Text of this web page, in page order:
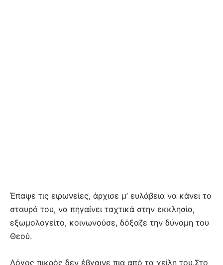
Έπαψε τις ειρωνείες, άρχισε μ’ ευλάβεια να κάνει το
σταυρό του, να πηγαίνει ταχτικά στην εκκλησία,
εξωμολογείτο, κοινωνούσε, δόξαζε την δύναμη του
Θεού.
Λόγος πικρός δεν έβγαινε πια από τα χείλη του.Στο